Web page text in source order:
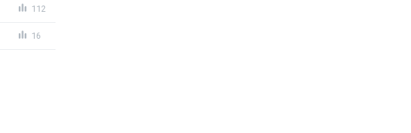
112
16